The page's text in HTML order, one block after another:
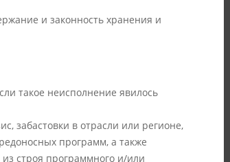
и законность хранения и
такое неисполнение явилось
забастовки в отрасли или регионе,
программ, а также
строя программного и/или